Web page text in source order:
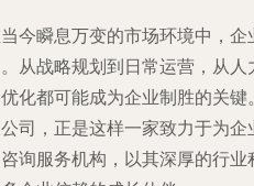
今瞬息万变的市场环境中，
从战略规划到日常运营，从
化都可能成为企业制胜的关
司，正是这样一家致力于为
询服务机构，以其深厚的行